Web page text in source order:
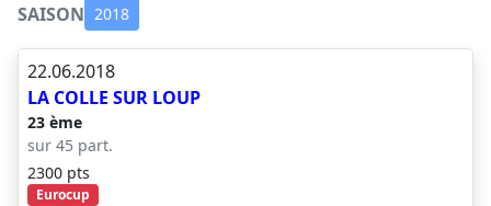
SAISON 2018
22.06.2018
LA COLLE SUR LOUP
23 ème
sur 45 part.
2300 pts
Eurocup